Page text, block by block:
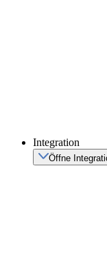
Integration
Öffne